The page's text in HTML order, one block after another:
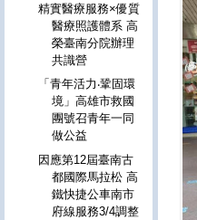
精實醫療服務×優質
醫療照護體系 高
榮臺南分院辦理
共識營
「青年活力‧鞏固環
境」高雄市救國
團號召青年一同
做公益
因應第12屆臺南古
都國際馬拉松 高
鐵快捷公車南市
府線服務3/4調整